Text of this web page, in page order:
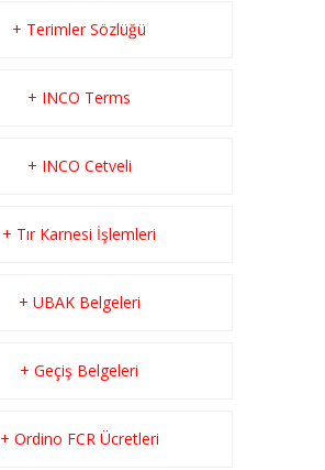
+ Terimler Sözlüğü
+ INCO Terms
+ INCO Cetveli
+ Tır Karnesi İşlemleri
+ UBAK Belgeleri
+ Geçiş Belgeleri
+ Ordino FCR Ücretleri